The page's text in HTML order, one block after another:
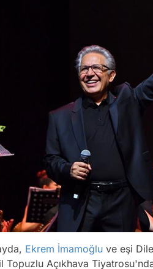
Ekrem İmamoğlu ve eşi
Topuzlu Açıkhava